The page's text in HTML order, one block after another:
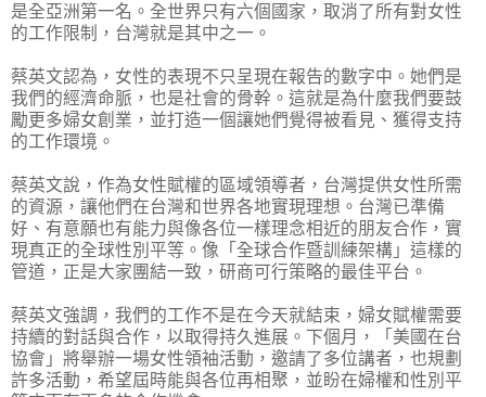
是全亞洲第一名。全世界只有六個國家，取消了所有對女性
的工作限制，台灣就是其中之一。
蔡英文認為，女性的表現不只呈現在報告的數字中。她們是
我們的經濟命脈，也是社會的骨幹。這就是為什麼我們要鼓
勵更多婦女創業，並打造一個讓她們覺得被看見、獲得支持
的工作環境。
蔡英文說，作為女性賦權的區域領導者，台灣提供女性所需
的資源，讓他們在台灣和世界各地實現理想。台灣已準備
好、有意願也有能力與像各位一樣理念相近的朋友合作，實
現真正的全球性別平等。像「全球合作暨訓練架構」這樣的
管道，正是大家團結一致，研商可行策略的最佳平台。
蔡英文強調，我們的工作不是在今天就結束，婦女賦權需要
持續的對話與合作，以取得持久進展。下個月，「美國在台
協會」將舉辦一場女性領袖活動，邀請了多位講者，也規劃
許多活動，希望屆時能與各位再相聚，並盼在婦權和性別平